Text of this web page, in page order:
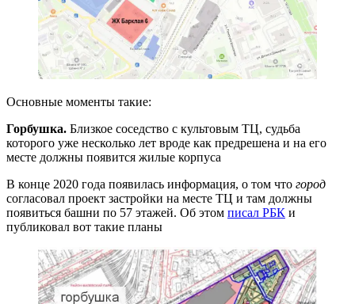
Основные моменты такие:
Горбушка. Близкое соседство с культовым ТЦ, судьба
которого уже несколько лет вроде как предрешена и на его
месте должны появится жилые корпуса
В конце 2020 года появилась информация, о том что город
согласовал проект застройки на месте ТЦ и там должны
появиться башни по 57 этажей. Об этом писал РБК и
публиковал вот такие планы